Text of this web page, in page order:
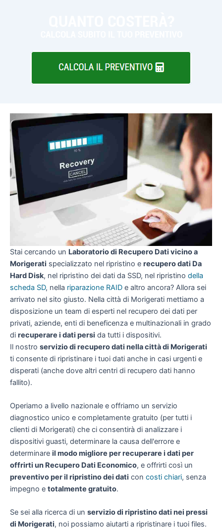
Stai cercando un Laboratorio di Recupero Dati vicino a
Morigerati specializzato nel ripristino e recupero dati Da
Hard Disk, nel ripristino dei dati da SSD, nel ripristino della
scheda SD, nella riparazione RAID e altro ancora? Allora sei
arrivato nel sito giusto. Nella città di Morigerati mettiamo a
disposizione un team di esperti nel recupero dei dati per
privati, aziende, enti di beneficenza e multinazionali in grado
di recuperare i dati persi da tutti i dispositivi.
Il nostro servizio di recupero dati nella città di Morigerati
ti consente di ripristinare i tuoi dati anche in casi urgenti e
disperati (anche dove altri centri di recupero dati hanno
fallito).
Operiamo a livello nazionale e offriamo un servizio
diagnostico unico e completamente gratuito (per tutti i
clienti di Morigerati) che ci consentirà di analizzare i
dispositivi guasti, determinare la causa dell'errore e
determinare il modo migliore per recuperare i dati per
offrirti un Recupero Dati Economico, e offrirti così un
preventivo per il ripristino dei dati con costi chiari, senza
impegno e totalmente gratuito.
Se sei alla ricerca di un servizio di ripristino dati nei pressi
di Morigerati, noi possiamo aiutarti a ripristinare i tuoi files.